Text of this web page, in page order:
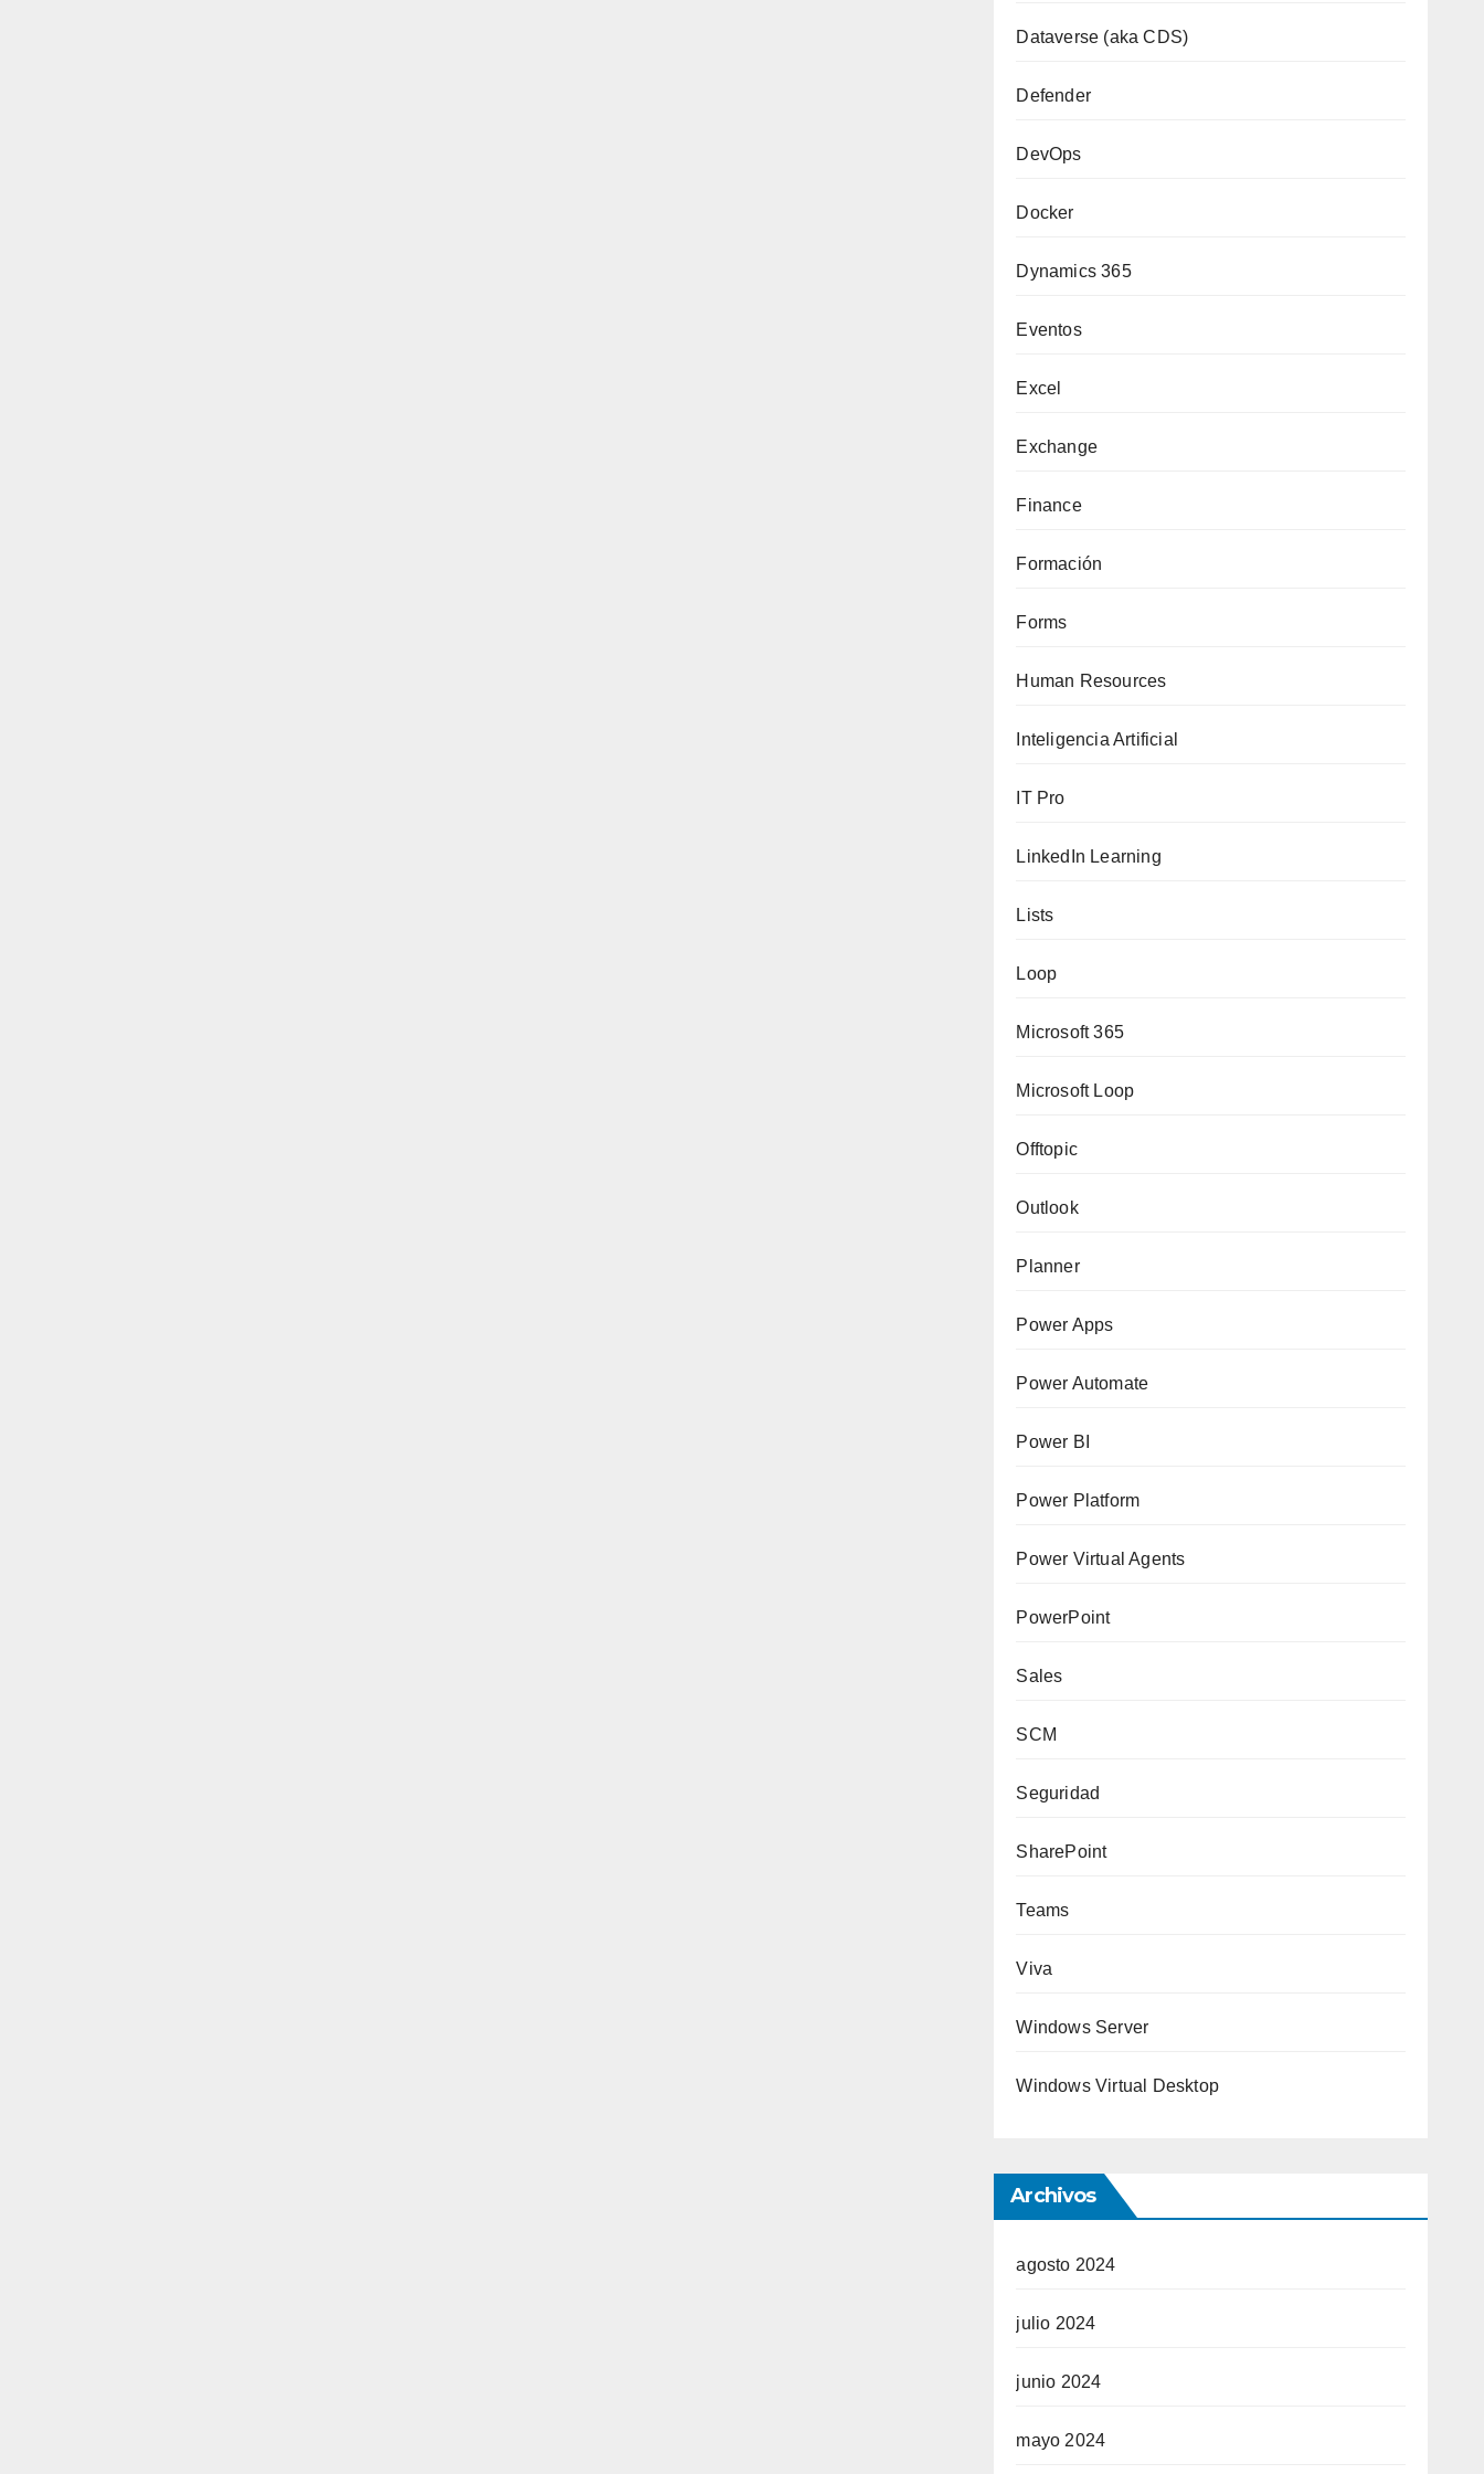
Dataverse (aka CDS)
Defender
DevOps
Docker
Dynamics 365
Eventos
Excel
Exchange
Finance
Formación
Forms
Human Resources
Inteligencia Artificial
IT Pro
LinkedIn Learning
Lists
Loop
Microsoft 365
Microsoft Loop
Offtopic
Outlook
Planner
Power Apps
Power Automate
Power BI
Power Platform
Power Virtual Agents
PowerPoint
Sales
SCM
Seguridad
SharePoint
Teams
Viva
Windows Server
Windows Virtual Desktop
Archivos
agosto 2024
julio 2024
junio 2024
mayo 2024